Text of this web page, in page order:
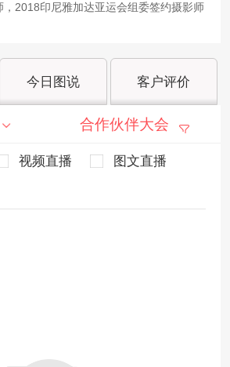
2018印尼雅加达亚运会组委签约摄影师
今日图说 客户评价
合作伙伴大会
视频直播
图文直播